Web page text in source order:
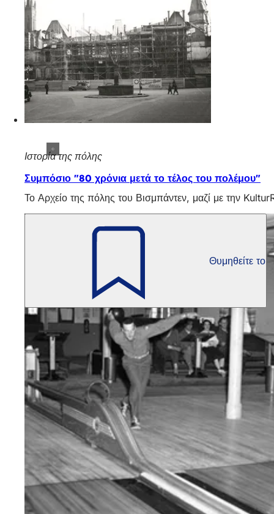
Ιστορία της πόλης
Συμπόσιο "80 χρόνια μετά το τέλος του πολέμου"
Το Αρχείο της πόλης του Βισμπάντεν, μαζί με την
Θυμηθείτε το